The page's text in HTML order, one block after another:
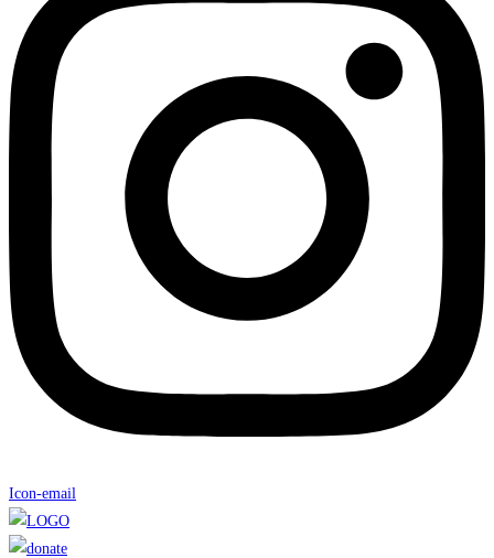
Icon-email